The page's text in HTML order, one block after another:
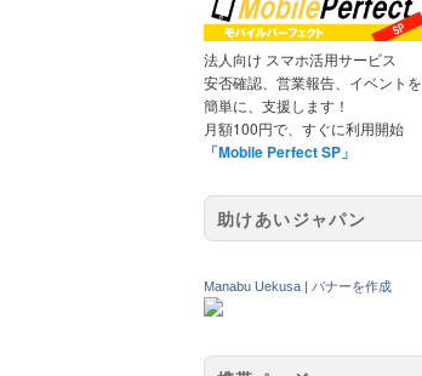
法人向け スマホ活用サービス
安否確認、営業報告、イベントを
簡単に、支援します！
月額100円で、すぐに利用開始
「Mobile Perfect SP」
助けあいジャパン
Manabu Uekusa バナーを作成